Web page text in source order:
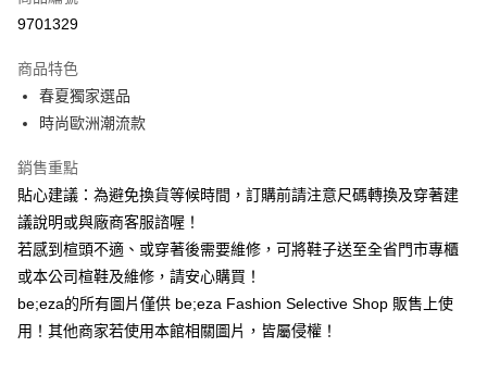
超商取貨付款
Apple Pay
街口支付
悠遊付
ATM付款
全家取貨付款
每筆NT$80，滿NT$2,000(含以上)免運費
9701329
商品特色
春夏獨家選品
時尚歐洲潮流款
銷售重點
貼心建議：為避免換貨等候時間，訂購前請注意尺碼轉換及穿著建
議說明或與廠商客服諮喔！
若感到楦頭不適、或穿著後需要維修，可將鞋子送至全省門市專櫃
或本公司楦鞋及維修，請安心購買！
be;eza的所有圖片僅供 be;eza Fashion Selective Shop 販售上使
用！其他商家若使用本館相關圖片，皆屬侵權！